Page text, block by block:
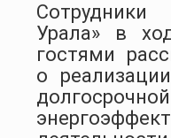
Урала» в
гостями
о